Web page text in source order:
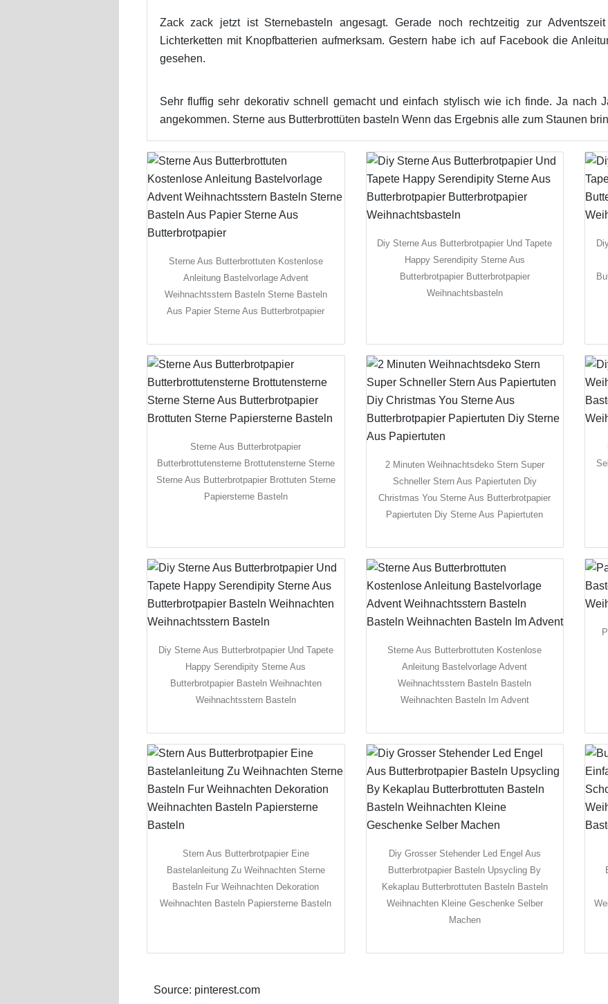
Zack zack jetzt ist Sternebasteln angesagt. Gerade noch rechtzeitig zur
Lichterketten mit Knopfbatterien aufmerksam. Gestern habe ich auf Facebook die
gesehen.
Sehr fluffig sehr dekorativ schnell gemacht und einfach stylisch wie ich finde. Ja nach
angekommen. Sterne aus Butterbrottüten basteln Wenn das Ergebnis alle zum Staunen
Sterne Aus Butterbrottuten Kostenlose
Anleitung Bastelvorlage Advent
Weihnachtsstern Basteln Sterne Basteln
Aus Papier Sterne Aus Butterbrotpapier
Diy Sterne Aus Butterbrotpapier Und Tapete
Happy Serendipity Sterne Aus
Butterbrotpapier Butterbrotpapier
Weihnachtsbasteln
Sterne Aus Butterbrotpapier
Butterbrottutensterne Brottutensterne Sterne
Sterne Aus Butterbrotpapier Brottuten Sterne
Papiersterne Basteln
2 Minuten Weihnachtsdeko Stern Super
Schneller Stern Aus Papiertuten Diy
Christmas You Sterne Aus Butterbrotpapier
Papiertuten Diy Sterne Aus Papiertuten
Diy Sterne Aus Butterbrotpapier Und Tapete
Happy Serendipity Sterne Aus
Butterbrotpapier Basteln Weihnachten
Weihnachtsstern Basteln
Sterne Aus Butterbrottuten Kostenlose
Anleitung Bastelvorlage Advent
Weihnachtsstern Basteln Basteln
Weihnachten Basteln Im Advent
Stern Aus Butterbrotpapier Eine
Bastelanleitung Zu Weihnachten Sterne
Basteln Fur Weihnachten Dekoration
Weihnachten Basteln Papiersterne Basteln
Diy Grosser Stehender Led Engel Aus
Butterbrotpapier Basteln Upsycling By
Kekaplau Butterbrottuten Basteln Basteln
Weihnachten Kleine Geschenke Selber
Machen
Source: pinterest.com